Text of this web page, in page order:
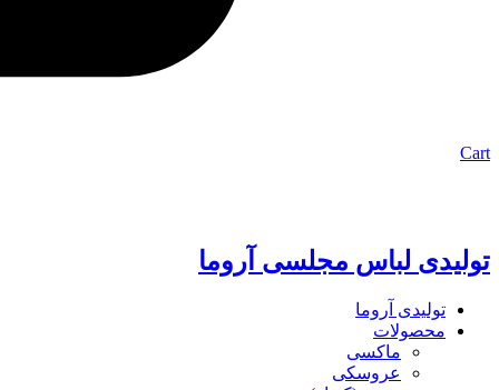
Cart
تولیدی لباس مجلسی آروما
تولیدی آروما
محصولات
ماکسی
عروسکی